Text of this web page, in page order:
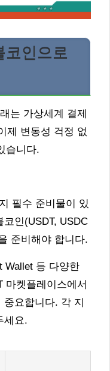
코인으로
는 가상세계 결제
제 변동성 걱정 없
습니다.
필수 준비물이 있
인(USDT, USDC
준비해야 합니다.
Wallet 등 다양한
마켓플레이스에서
요합니다. 각 지
세요.